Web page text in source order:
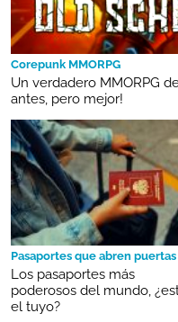
Corepunk MMORPG
Un verdadero MMORPG
antes, pero mejor!
Pasaportes que abren puertas
Los pasaportes más
poderosos del mundo,
el tuyo?